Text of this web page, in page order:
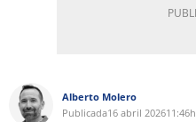
Alberto Molero
Publicada16 abril 202611:46h